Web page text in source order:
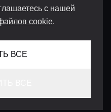
с нашей
cookie.
ВСЕ